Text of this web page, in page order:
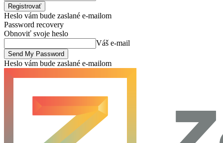
Heslo vám bude zaslané e-mailom
Password recovery
Obnoviť svoje heslo
Váš e-mail
Heslo vám bude zaslané e-mailom